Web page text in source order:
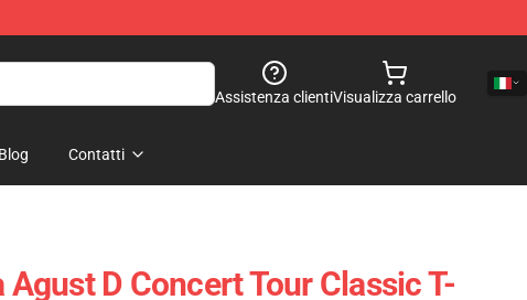
Assistenza clientiVisualizza carrello
Blog Contatti
Agust D Concert Tour Classic T-